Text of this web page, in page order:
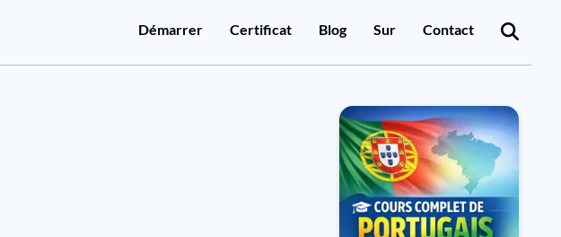
Démarrer Certificat Blog Sur Contact